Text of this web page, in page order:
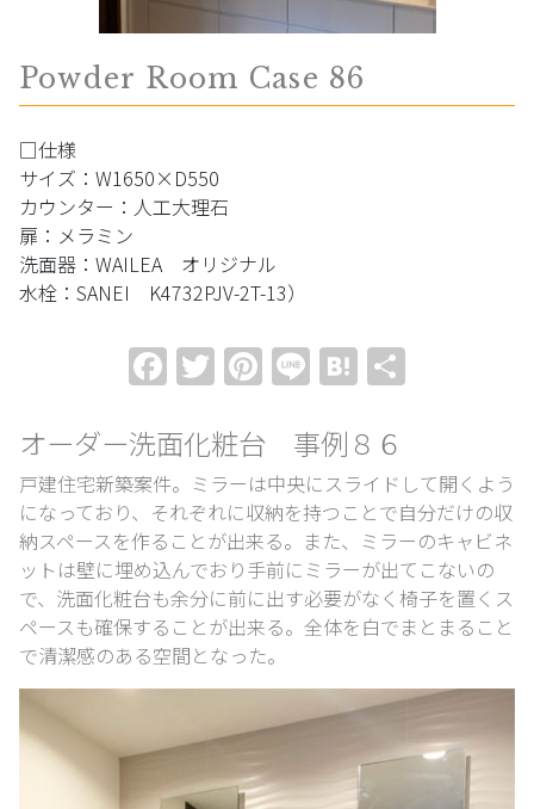
Powder Room Case 86
□仕様
サイズ：W1650×D550
カウンター：人工大理石
扉：メラミン
洗面器：WAILEA オリジナル
水栓：SANEI K4732PJV-2T-13）
Facebook
Twitter
Pinterest
LineHatena
オーダー洗面化粧台 事例８６
戸建住宅新築案件。ミラーは中央にスライドして開くよう
になっており、それぞれに収納を持つことで自分だけの収
納スペースを作ることが出来る。また、ミラーのキャビネ
ットは壁に埋め込んでおり手前にミラーが出てこないの
で、洗面化粧台も余分に前に出す必要がなく椅子を置くス
ペースも確保することが出来る。全体を白でまとまること
で清潔感のある空間となった。